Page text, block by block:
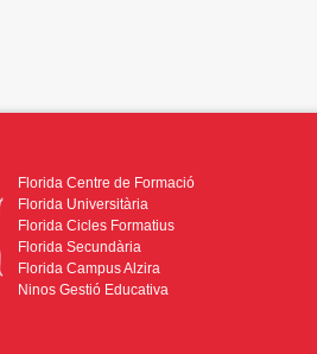
Florida Centre de Formació
Florida Universitària
Florida Cicles Formatius
Florida Secundària
Florida Campus Alzira
Ninos Gestió Educativa